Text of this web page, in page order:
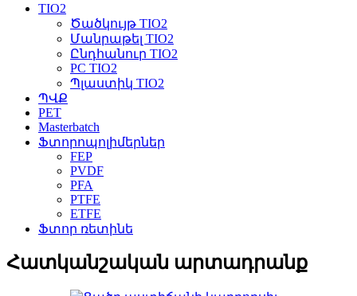
TIO2
Ծածկույթ TIO2
Մանրաթել TIO2
Ընդհանուր TIO2
PC TIO2
Պլաստիկ TIO2
ՊՎՔ
PET
Masterbatch
Ֆտորոպոլիմերներ
FEP
PVDF
PFA
PTFE
ETFE
Ֆտոր ռետինե
Հատկանշական արտադրանք